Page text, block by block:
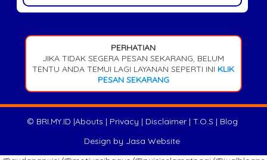
PERHATIAN
JIKA TIDAK SEGERA PESAN SEKARANG, BELUM
TENTU ANDA TEMUI LAGI LAYANAN SEPERTI INI KLIK
PESAN SEKARANG
© BRI.MY.ID |Abouts | Privacy | Disclaimer| T.O.S | Blog
Design by Jasa Website